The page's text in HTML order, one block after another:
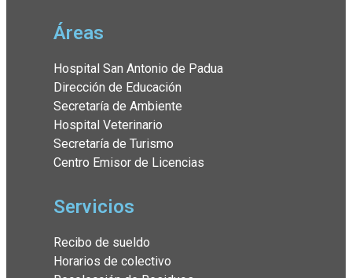
Áreas
Hospital San Antonio de Padua
Dirección de Educación
Secretaría de Ambiente
Hospital Veterinario
Secretaría de Turismo
Centro Emisor de Licencias
Servicios
Recibo de sueldo
Horarios de colectivo